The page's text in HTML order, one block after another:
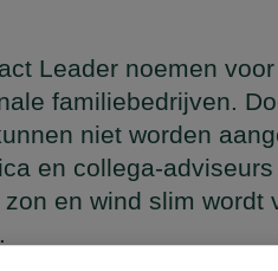
Leader noemen
familiebedrijven.
niet worden
en collega-
en wind slim